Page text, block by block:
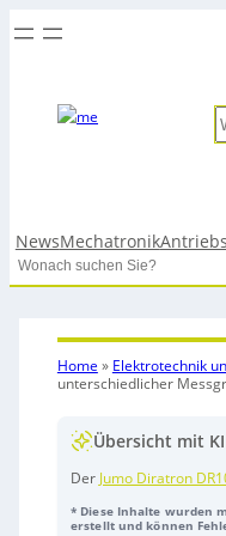
NewsMechatronik
Search
Home » Elektrotechnik
unterschiedlicher
Übersicht mit KI
Der Jumo Diratron
Temperatur, Druck
* Diese Inhalte wurden
erstellt und können